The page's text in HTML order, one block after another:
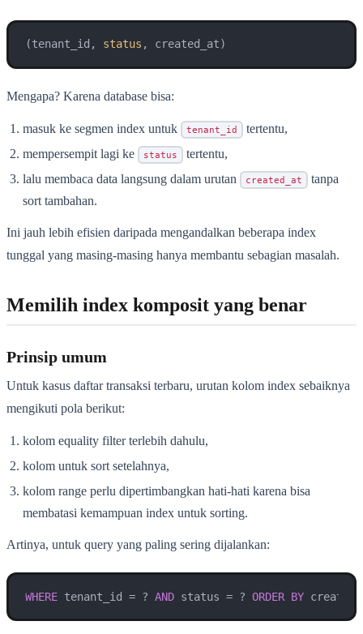
(tenant_id, status , created_at)
Mengapa? Karena database bisa:
masuk ke segmen index untuk tenant_id
tertentu,
mempersempit lagi ke
status
tertentu,
lalu membaca data langsung dalam urutan
created_at
tanpa
sort tambahan.
Ini jauh lebih efisien daripada mengandalkan beberapa index
tunggal yang masing-masing hanya membantu sebagian masalah.
Memilih index komposit yang benar
Prinsip umum
Untuk kasus daftar transaksi terbaru, urutan kolom index sebaiknya
mengikuti pola berikut:
kolom equality filter terlebih dahulu,
kolom untuk sort setelahnya,
kolom range perlu dipertimbangkan hati-hati karena bisa
membatasi kemampuan index untuk sorting.
Artinya, untuk query yang paling sering dijalankan:
WHERE tenant_id = ? AND status = ? ORDER BY